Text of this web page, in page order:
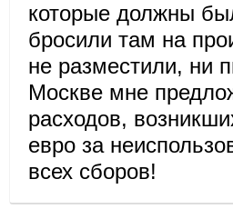
которые должны
бросили там на
не разместили, ни
Москве мне
расходов,
евро за
всех сборов!